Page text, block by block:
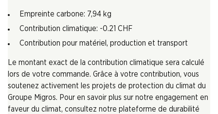
Empreinte carbone: 7,94 kg
Contribution climatique: -0.21 CHF
Contribution pour matériel, production et transport
Le montant exact de la contribution climatique sera calculé
lors de votre commande. Grâce à votre contribution, vous
soutenez activement les projets de protection du climat du
Groupe Migros. Pour en savoir plus sur notre engagement en
faveur du climat, consultez notre plateforme de durabilité